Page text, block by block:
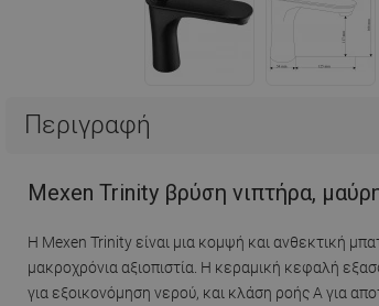
Περιγραφή
Mexen Trinity βρύση νιπτήρα,
Η Mexen Trinity είναι μια κομψή και ανθεκτική
μακροχρόνια αξιοπιστία. Η κεραμική κεφαλή
για εξοικονόμηση νερού, και κλάση ροής A για